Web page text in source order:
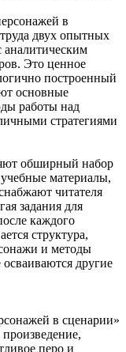
в
двух опытных
аналитическим
Это ценное
построенный
основные
работы над
стратегиями
обширный набор
материалы,
читателя
задания для
каждого
структура,
и методы
другие
в сценарии»
перо и